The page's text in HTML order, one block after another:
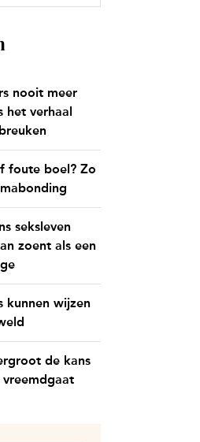
nooit meer
het verhaal
foute boel? Zo
seksleven
zoent als een
kunnen wijzen
de kans